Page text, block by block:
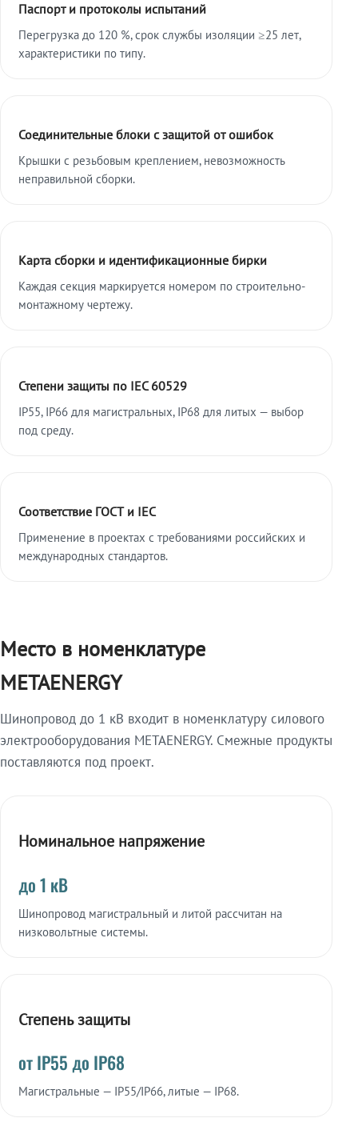
Паспорт и протоколы испытаний
Перегрузка до 120 %, срок службы изоляции ≥25 лет,
характеристики по типу.
Соединительные блоки с защитой от ошибок
Крышки с резьбовым креплением, невозможность
неправильной сборки.
Карта сборки и идентификационные бирки
Каждая секция маркируется номером по строительно-
монтажному чертежу.
Степени защиты по IEC 60529
IP55, IP66 для магистральных, IP68 для литых — выбор
под среду.
Соответствие ГОСТ и IEC
Применение в проектах с требованиями российских и
международных стандартов.
Место в номенклатуре
METAENERGY
Шинопровод до 1 кВ входит в номенклатуру силового
электрооборудования METAENERGY. Смежные продукты
поставляются под проект.
Номинальное напряжение
до 1 кВ
Шинопровод магистральный и литой рассчитан на
низковольтные системы.
Степень защиты
от IP55 до IP68
Магистральные — IP55/IP66, литые — IP68.